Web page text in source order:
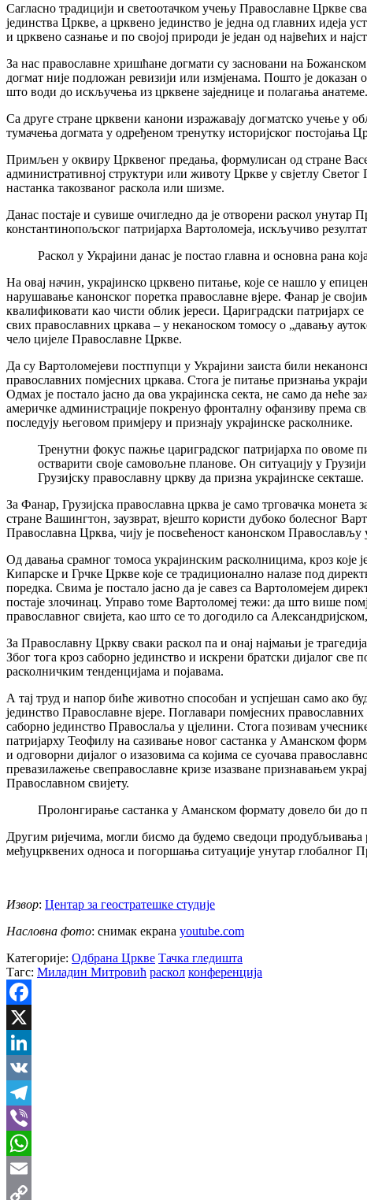
Сагласно традицији и светоотачком учењу Православне Цркве
јединства Цркве, а црквено јединство је једна од главних идеја
и црквено сазнање и по својој природи је један од највећих и
За нас православне хришћане догмати су засновани на
догмат није подложан ревизији или измјенама. Пошто је доказан
што води до искључења из црквене заједнице и полагања анатеме.
Са друге стране црквени канони изражавају догматско учење у
тумачења догмата у одређеном тренутку историјског постојања
Примљен у оквиру Црквеног предања, формулисан од стране
административној структури или животу Цркве у свјетлу
настанка такозваног раскола или шизме.
Данас постаје и сувише очигледно да је отворени раскол унутар
константинопољског патријарха Вартоломеја, искључиво
Раскол у Украјини данас је постао главна и основна рана
На овај начин, украјинско црквено питање, које се нашло у
нарушавање канонског поретка православне вјере. Фанар је
квалификовати као чисти облик јереси. Цариградски патријарх
свих православних цркава – у неканоском томосу о „давању
чело цијеле Православне Цркве.
Да су Вартоломејеви постпупци у Украјини заиста били
православних помјесних цркава. Стога је питање признања
Одмах је постало јасно да ова украјинска секта, не само да неће
америчке администрације покренуо фронталну офанзиву према
последују његовом примјеру и признају украјинске расколнике.
Тренутни фокус пажње цариградског патријарха по овоме
остварити своје самовољне планове. Он ситуацију у
Грузијску православну цркву да призна украјинске секташе.
За Фанар, Грузијска православна црква је само трговачка
стране Вашингтон, заузврат, вјешто користи дубоко болесног
Православна Црква, чију је посвећеност канонском Православљу
Од давања срамног томоса украјинским расколницима, кроз
Кипарске и Грчке Цркве које се традиционално налазе под
поредка. Свима је постало јасно да је савез са Вартоломејем
постаје злочинац. Управо томе Вартоломеј тежи: да што више
православног свијета, као што се то догодило са
За Православну Цркву сваки раскол па и онај најмањи је
Због тога кроз саборно јединство и искрени братски дијалог
расколничким тенденцијама и појавама.
А тај труд и напор биће животно способан и успјешан само ако
јединство Православне вјере. Поглавари помјесних
саборно јединство Правослаља у цјелини. Стога позивам
патријарху Теофилу на сазивање новог састанка у Аманском
и одговорни дијалог о изазовима са којима се суочава
превазилажење свеправославне кризе изазване признавањем
Православном свијету.
Пролонгирање састанка у Аманском формату довело би до
Другим ријечима, могли бисмо да будемо сведоци продубљивања
међуцрквених односа и погоршања ситуације унутар глобалног
Извор: Центар за геостратешке студије
Насловна фото: снимак екрана youtube.com
Категорије: Одбрана Цркве Тачка гледишта
Тагс: Миладин Митровић раскол конференција
Facebook
X
LinkedIn
VK
Telegram
Viber
WhatsApp
Email